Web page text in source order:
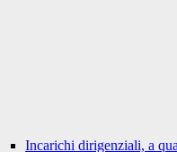
Incarichi dirigenziali, a